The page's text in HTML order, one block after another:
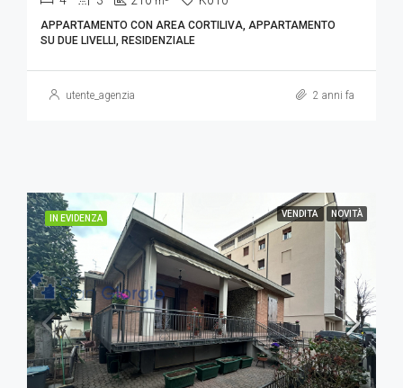
APPARTAMENTO CON AREA CORTILIVA, APPARTAMENTO
SU DUE LIVELLI, RESIDENZIALE
utente_agenzia 2 anni fa
IN EVIDENZA VENDITA NOVITÀ